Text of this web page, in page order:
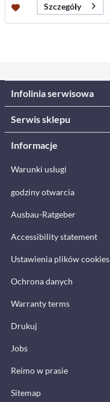
Szczegóły
Infolinia serwisowa
Serwis sklepu
Informacje
Warunki usługi
godziny otwarcia
Ausbau-Ratgeber
Accessibility statement
Ustawienia plików cookies
Ochrona danych
Warranty terms
Drukuj
Jobs
Reimo w prasie
Sitemap